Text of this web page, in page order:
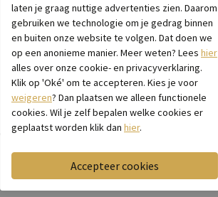
laten je graag nuttige advertenties zien. Daarom
gebruiken we technologie om je gedrag binnen
en buiten onze website te volgen. Dat doen we
op een anonieme manier. Meer weten? Lees hier
alles over onze cookie- en privacyverklaring.
Klik op 'Oké' om te accepteren. Kies je voor
weigeren? Dan plaatsen we alleen functionele
cookies. Wil je zelf bepalen welke cookies er
geplaatst worden klik dan hier.